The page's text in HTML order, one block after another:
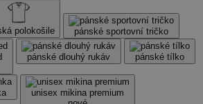
polokošile pánské sportovní tričko
pánské dlouhý rukáv pánské tílko
unisex mikina premium